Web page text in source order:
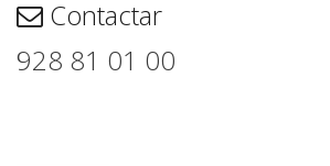
Contactar
928 81 01 00